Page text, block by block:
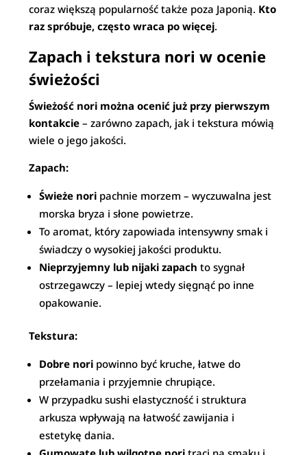
coraz większą popularność także poza Japonią. Kto
raz spróbuje, często wraca po więcej.
Zapach i tekstura nori w ocenie
świeżości
Świeżość nori można ocenić już przy pierwszym
kontakcie – zarówno zapach, jak i tekstura mówią
wiele o jego jakości.
Zapach:
Świeże nori pachnie morzem – wyczuwalna jest
morska bryza i słone powietrze.
To aromat, który zapowiada intensywny smak i
świadczy o wysokiej jakości produktu.
Nieprzyjemny lub nijaki zapach to sygnał
ostrzegawczy – lepiej wtedy sięgnąć po inne
opakowanie.
Tekstura:
Dobre nori powinno być kruche, łatwe do
przełamania i przyjemnie chrupiące.
W przypadku sushi elastyczność i struktura
arkusza wpływają na łatwość zawijania i
estetykę dania.